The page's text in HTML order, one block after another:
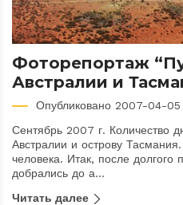
Фоторепортаж
Австралии и
Опубликовано 2007-04-05
Сентябрь 2007 г. Количество
Австралии и острову
человека. Итак, после
добрались до а...
Читать далее